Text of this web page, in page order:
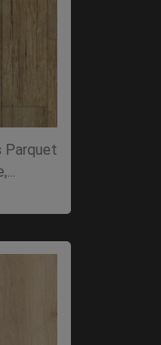
Parquet